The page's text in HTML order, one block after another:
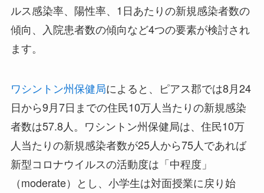
ルス感染率、陽性率、1日あたりの新規感染者数の
傾向、入院患者数の傾向など4つの要素が検討され
ます。
ワシントン州保健局によると、ピアス郡では8月24
日から9月7日までの住民10万人当たりの新規感染
者数は57.8人。ワシントン州保健局は、住民10万
人当たりの新規感染者数が25人から75人であれば
新型コロナウイルスの活動度は「中程度」
（moderate）とし、小学生は対面授業に戻り始